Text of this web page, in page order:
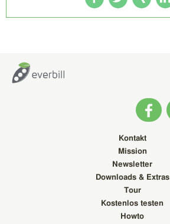
Kontakt
Mission
Newsletter
Downloads & Extras
Tour
Kostenlos testen
Howto